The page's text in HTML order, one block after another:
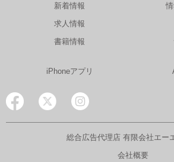
新着情報
求人情報
書籍情報
iPhoneアプリ
総合広告代理店 有限会社エー
会社概要